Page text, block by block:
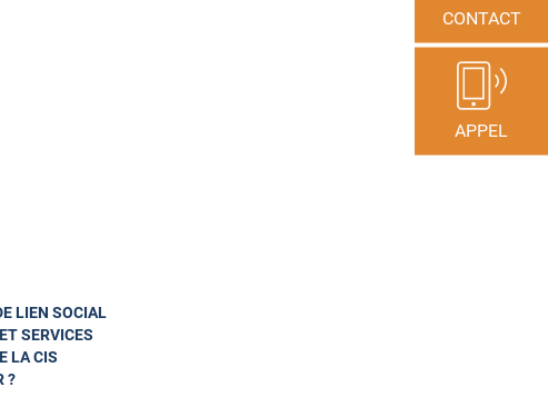
CONTACT
APPEL
LIEN SOCIAL
SERVICES
LA CIS
?